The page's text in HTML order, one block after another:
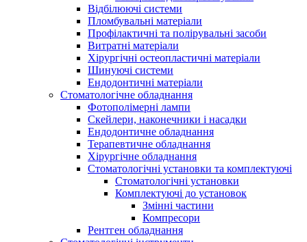
Відбілюючі системи
Пломбувальні матеріали
Профілактичні та полірувальні засоби
Витратні матеріали
Хірургічні остеопластичні матеріали
Шинуючі системи
Ендодонтичні матеріали
Стоматологічне обладнання
Фотополімерні лампи
Скейлери, наконечники і насадки
Ендодонтичне обладнання
Терапевтичне обладнання
Хірургічне обладнання
Стоматологічні установки та комплектуючі
Стоматологічні установки
Комплектуючі до установок
Змінні частини
Компресори
Рентген обладнання